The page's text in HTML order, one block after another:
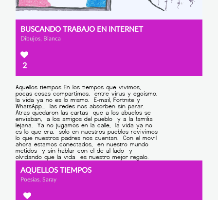
BUSCANDO TRABAJO EN INTERNET
Dibujos, Bianca
2
AQUELLOS TIEMPOS
Poesías, Saray